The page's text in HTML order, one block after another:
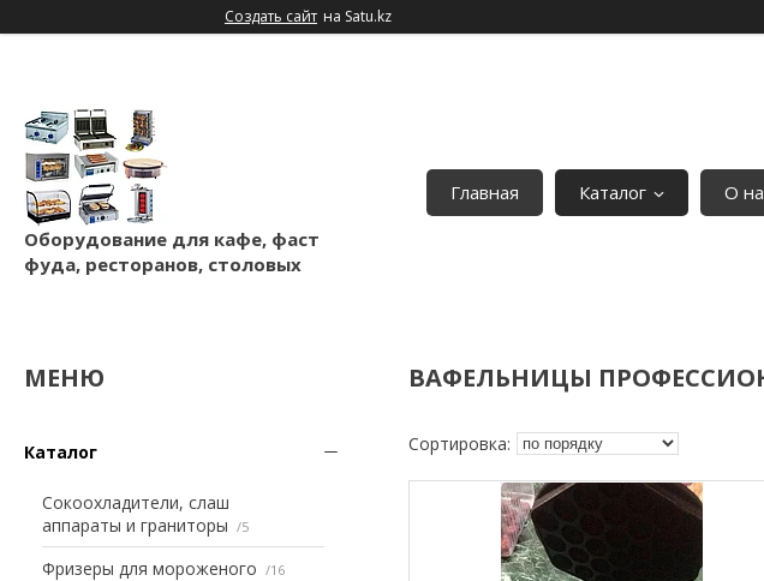
Создать сайт на Satu.kz
Оборудование для кафе, фаст
фуда, ресторанов, столовых
Главная Каталог О
Каталог
Сокоохладители, слаш
аппараты и граниторы
5
Фризеры для мороженого 16
ВАФЕЛЬНИЦЫ